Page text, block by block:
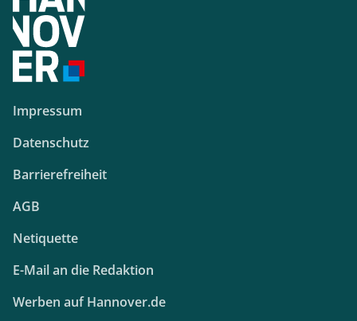
Impressum
Datenschutz
Barrierefreiheit
AGB
Netiquette
E-Mail an die Redaktion
Werben auf Hannover.de